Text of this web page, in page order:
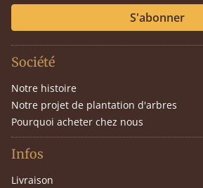
S'abonner
Société
Notre histoire
Notre projet de plantation d'arbres
Pourquoi acheter chez nous
Infos
Livraison